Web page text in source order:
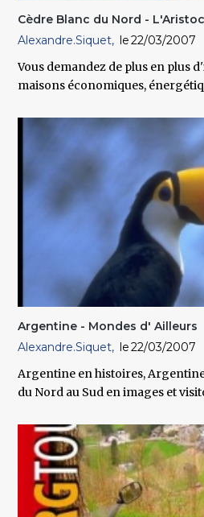
Cèdre Blanc du Nord -
Alexandre.Siquet
22/03/2007
Vous demandez de plus en plus
maisons économiques,
Argentine - Mondes d' Ailleurs
Alexandre.Siquet
22/03/2007
Argentine en histoires,
du Nord au Sud en images et